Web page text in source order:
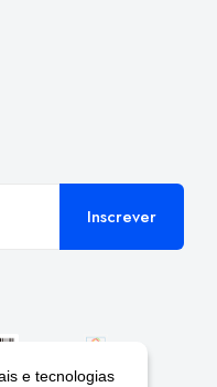
Inscrever
e tecnologias